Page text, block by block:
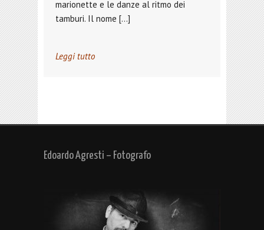
marionette e le danze al ritmo dei
tamburi. Il nome […]
Leggi tutto
Edoardo Agresti – Fotografo